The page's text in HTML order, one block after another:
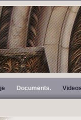
Documents.